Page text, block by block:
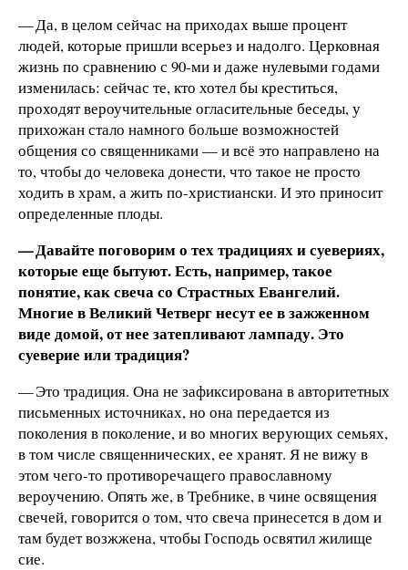
— Да, в целом сейчас на приходах выше процент
людей, которые пришли всерьез и надолго. Церковная
жизнь по сравнению с 90‑ми и даже нулевыми годами
изменилась: сейчас те, кто хотел бы креститься,
проходят вероучительные огласительные беседы, у
прихожан стало намного больше возможностей
общения со священниками — и всё это направлено на
то, чтобы до человека донести, что такое не просто
ходить в храм, а жить по-христиански. И это приносит
определенные плоды.
— Давайте поговорим о тех традициях и суевериях,
которые еще бытуют. Есть, например, такое
понятие, как свеча со Страстных Евангелий.
Многие в Великий Четверг несут ее в зажженном
виде домой, от нее затепливают лампаду. Это
суеверие или традиция?
— Это традиция. Она не зафиксирована в авторитетных
письменных источниках, но она передается из
поколения в поколение, и во многих верующих семьях,
в том числе священнических, ее хранят. Я не вижу в
этом чего-то противоречащего православному
вероучению. Опять же, в Требнике, в чине освящения
свечей, говорится о том, что свеча принесется в дом и
там будет возжжена, чтобы Господь освятил жилище
сие.